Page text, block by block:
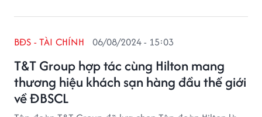
T&T Group hợp tác cùng Hilton mang
thương hiệu khách sạn hàng đầu thế giới
về ĐBSCL
BĐS - TÀI CHÍNH 06/08/2024 - 15:03